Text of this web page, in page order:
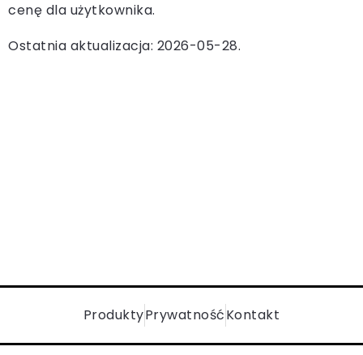
cenę dla użytkownika.
Ostatnia aktualizacja: 2026-05-28.
ProduktyPrywatnośćKontakt